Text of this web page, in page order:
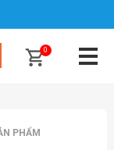
0
PHẨM